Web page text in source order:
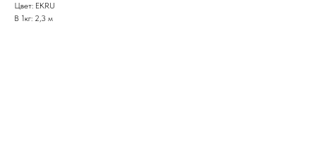
Цвет: EKRU
В 1кг: 2,3 м